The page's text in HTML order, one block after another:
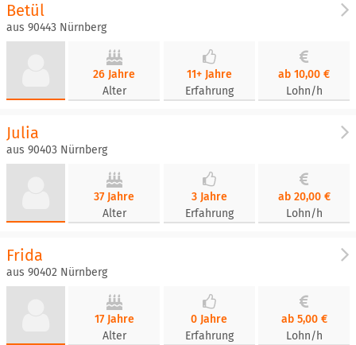
Betül
aus 90443 Nürnberg
26 Jahre
Alter
11+ Jahre
Erfahrung
ab 10,00 €
Lohn/h
Julia
aus 90403 Nürnberg
37 Jahre
Alter
3 Jahre
Erfahrung
ab 20,00 €
Lohn/h
Frida
aus 90402 Nürnberg
17 Jahre
Alter
0 Jahre
Erfahrung
ab 5,00 €
Lohn/h